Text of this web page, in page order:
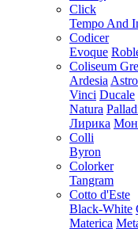
Click
Tempo And
Codicer
Evoque
Coliseum
Ardesia Astro
Vinci Ducale
Natura
Лирика
Colli
Byron
Colorker
Tangram
Cotto d'Este
Black-White
Materica